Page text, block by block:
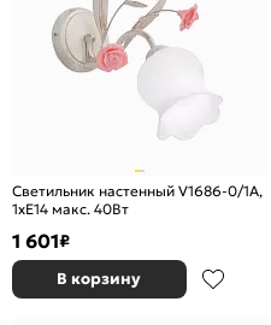
Светильник настенный V1686-0/1A,
1xE14 макс. 40Вт
1 601₽
В корзину